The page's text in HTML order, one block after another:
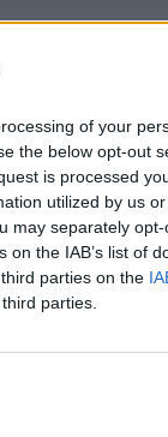
of your
the below opt-out
is processed
utilized by us
may separately
the IAB’s list of
parties on the
parties.
πηγή
να
που